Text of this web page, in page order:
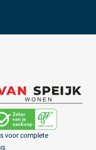
voor complete